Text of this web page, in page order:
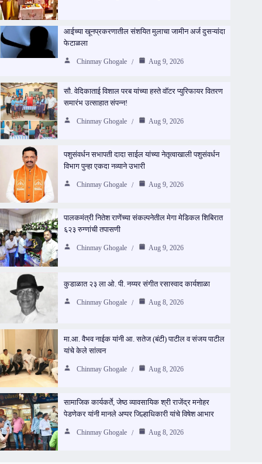
आईच्या खूनप्रकरणातील संशयित मुलाचा जामीन अर्ज दुसऱ्यांदा
फेटाळला
Chinmay Ghogale Aug 9, 2026
सौ. वेदिकाताई विशाल परब यांच्या हस्ते वॉटर प्युरिफायर वितरण
समारंभ उत्साहात संपन्न!
Chinmay Ghogale Aug 9, 2026
पशुसंवर्धन सभापती दादा साईल यांच्या नेतृत्वाखाली पशुसंवर्धन
विभाग पुन्हा एकदा नव्याने उभारी
Chinmay Ghogale Aug 9, 2026
पालकमंत्री नितेश राणेंच्या संकल्पनेतील मेगा मेडिकल शिबिरात
६२३ रुग्णांची तपासणी
Chinmay Ghogale Aug 9, 2026
कुडाळात २३ ला ओ. पी. नय्यर संगीत रसास्वाद कार्यशाळा
Chinmay Ghogale Aug 8, 2026
मा.आ. वैभव नाईक यांनी आ. सतेज (बंटी) पाटील व संजय पाटील
यांचे केले सांत्वन
Chinmay Ghogale Aug 8, 2026
सामाजिक कार्यकर्ते, जेष्ठ व्यावसायिक श्री राजेंद्र मनोहर
पेडणेकर यांनी मानले अप्पर जिल्हाधिकारी यांचे विषेश आभार
Chinmay Ghogale Aug 8, 2026